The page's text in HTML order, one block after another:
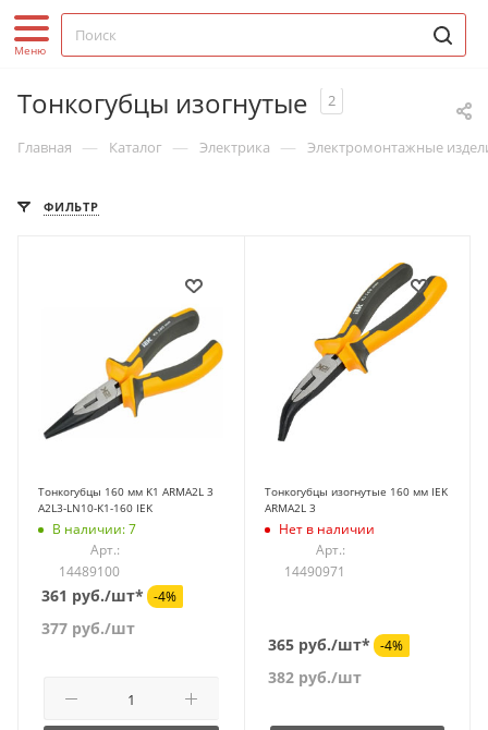
Тонкогубцы изогнутые 2
Главная — Каталог — Электрика — Электромонтажные
ФИЛЬТР
Тонкогубцы 160 мм K1 ARMA2L 3
A2L3-LN10-K1-160 IEK
В наличии: 7
Арт.:
14489100
361 руб./шт* -4%
377 руб./шт
Тонкогубцы изогнутые 160 мм IEK
ARMA2L 3
Нет в наличии
Арт.:
14490971
365 руб./шт* -4%
382руб./шт